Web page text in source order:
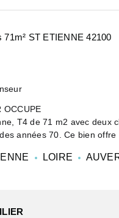
ST ETIENNE 42100
OCCUPE
T4 de 71 m2 avec deux
années 70. Ce bien
LOIRE